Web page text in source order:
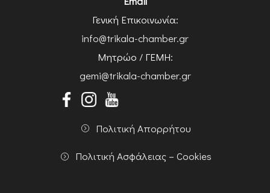
Γενική Επικοινωνία:
info@trikala-chamber.gr
Μητρώο / ΓΕΜΗ:
gemi@trikala-chamber.gr
Πολιτική Απορρήτου
Πολιτική Ασφάλειας – Cookies